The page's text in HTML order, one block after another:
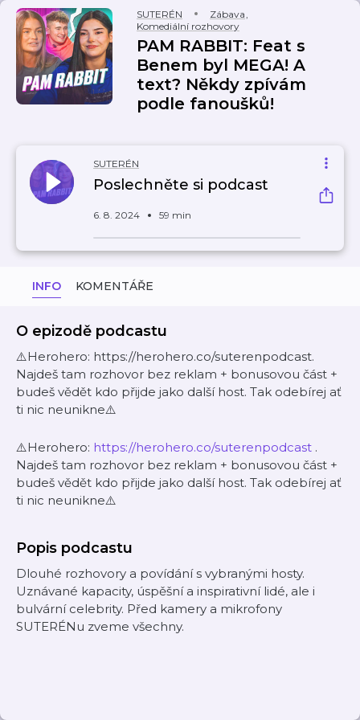
SUTERÉN Zábava,
Komediální rozhovory
PAM RABBIT: Feat s
Benem byl MEGA! A
text? Někdy zpívám
podle fanoušků!
SUTERÉN
Poslechněte si podcast
6. 8. 2024 59 min
INFO KOMENTÁŘE
O epizodě podcastu
⚠️Herohero: https://herohero.co/suterenpodcast.
Najdeš tam rozhovor bez reklam + bonusovou část +
budeš vědět kdo přijde jako další host. Tak odebírej ať
ti nic neunikne⚠️
⚠️Herohero: https://herohero.co/suterenpodcast .
Najdeš tam rozhovor bez reklam + bonusovou část +
budeš vědět kdo přijde jako další host. Tak odebírej ať
ti nic neunikne⚠️
Popis podcastu
Dlouhé rozhovory a povídání s vybranými hosty.
Uznávané kapacity, úspěšní a inspirativní lidé, ale i
bulvární celebrity. Před kamery a mikrofony
SUTERÉNu zveme všechny.